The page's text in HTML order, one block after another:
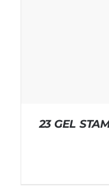
23 GEL